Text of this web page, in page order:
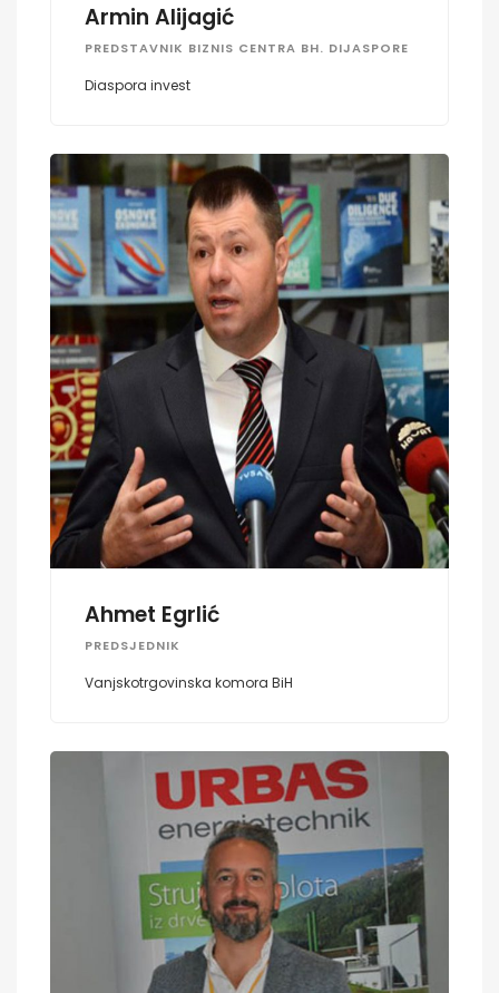
Armin Alijagić
PREDSTAVNIK BIZNIS CENTRA BH. DIJASPORE
Diaspora invest
Ahmet Egrlić
PREDSJEDNIK
Vanjskotrgovinska komora BiH